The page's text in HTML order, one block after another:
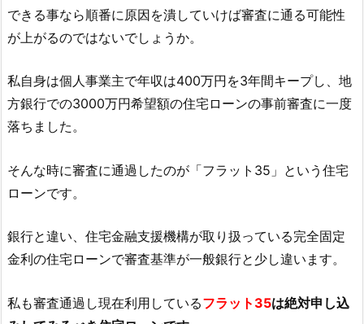
できる事なら順番に原因を潰していけば審査に通る可能性
が上がるのではないでしょうか。
私自身は個人事業主で年収は400万円を3年間キープし、地
方銀行での3000万円希望額の住宅ローンの事前審査に一度
落ちました。
そんな時に審査に通過したのが「フラット35」という住宅
ローンです。
銀行と違い、住宅金融支援機構が取り扱っている完全固定
金利の住宅ローンで審査基準が一般銀行と少し違います。
私も審査通過し現在利用しているフラット35は絶対申し込